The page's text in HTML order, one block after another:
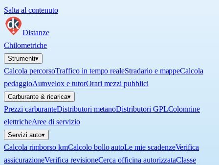
Salta al contenuto
Distanze
Chilometriche
Strumenti▾
Calcola percorsoTraffico in tempo realeStradario e mappeCalcola
pedaggioAutovelox e tutorOrari mezzi pubblici
Carburante & ricarica▾
Prezzi carburanteDistributori metanoDistributori GPLColonnine
elettricheAree di servizio
Servizi auto▾
Calcola rimborso kmCalcolo bollo autoLe mie scadenzeVerifica
assicurazioneVerifica revisioneCerca officina autorizzataClasse